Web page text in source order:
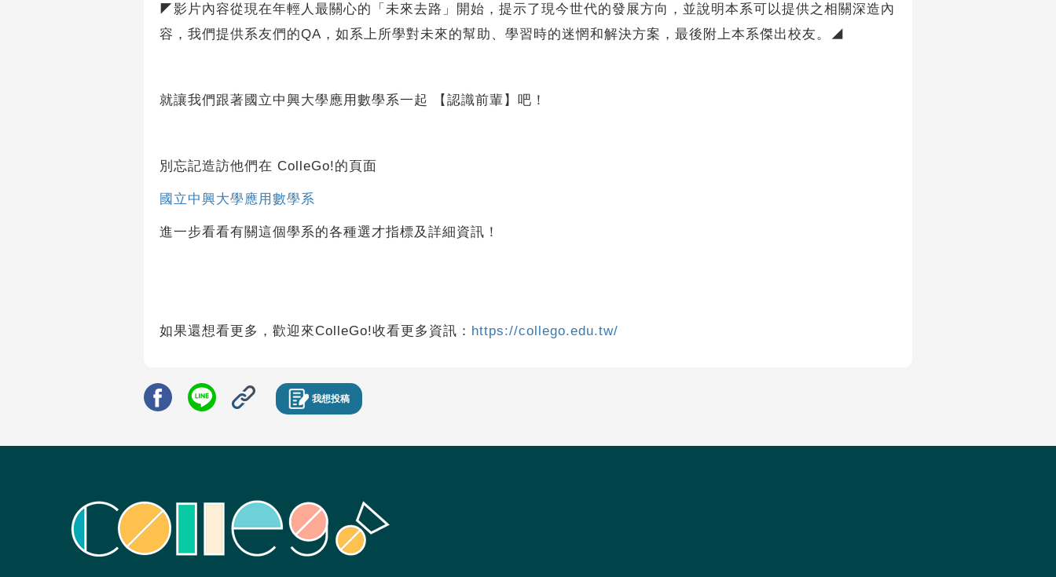
◤影片內容從現在年輕人最關心的「未來去路」開始，提示了現今世代的發展方向，並說明本系可以提供之相關深造內
容，我們提供系友們的QA，如系上所學對未來的幫助、學習時的迷惘和解決方案，最後附上本系傑出校友。◢
就讓我們跟著國立中興大學應用數學系一起 【認識前輩】吧！
別忘記造訪他們在 ColleGo!的頁面
國立中興大學應用數學系
進一步看看有關這個學系的各種選才指標及詳細資訊！
如果還想看更多，歡迎來ColleGo!收看更多資訊： https://collego.edu.tw/
我想投稿